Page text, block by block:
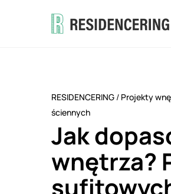
RESIDENCERING / Projekty
ściennych
Jak
wnętrza?